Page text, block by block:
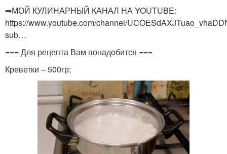
➡МОЙ КУЛИНАРНЫЙ КАНАЛ НА YOUTUBE:
https://www.youtube.com/channel/
sub…
=== Для рецепта Вам понадобится ===
Креветки – 500гр;